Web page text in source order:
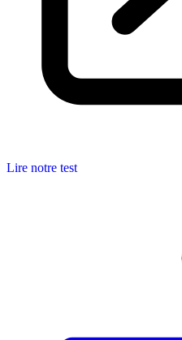
Lire notre test